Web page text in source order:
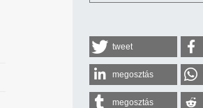
tweet
megosztás
megosztás